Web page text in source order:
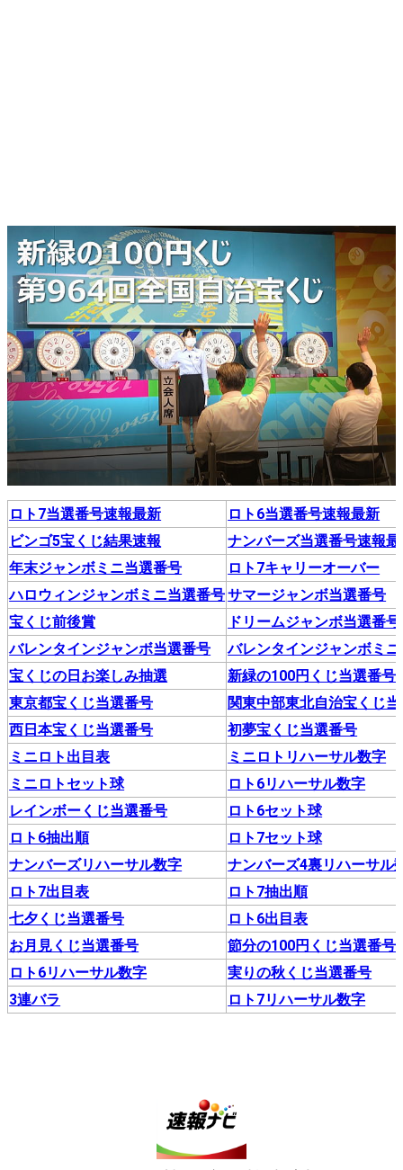
ロト7当選番号速報最新
ロト6当選番号速報最新
ビンゴ5宝くじ結果速報
ナンバーズ当選番号速報
年末ジャンボミニ当選番号
ロト7キャリーオーバー
ハロウィンジャンボミニ当選番号サマージャンボ当選番号
宝くじ前後賞
ドリームジャンボ当選番号
バレンタインジャンボ当選番号
バレンタインジャンボミ
宝くじの日お楽しみ抽選
新緑の100円くじ当選番号
東京都宝くじ当選番号
関東中部東北自治宝くじ
西日本宝くじ当選番号
初夢宝くじ当選番号
ミニロト出目表
ミニロトリハーサル数字
ミニロトセット球
ロト6リハーサル数字
レインボーくじ当選番号
ロト6セット球
ロト6抽出順
ロト7セット球
ナンバーズリハーサル数字
ナンバーズ4裏リハーサル
ロト7出目表
ロト7抽出順
七夕くじ当選番号
ロト6出目表
お月見くじ当選番号
節分の100円くじ当選番号
ロト6リハーサル数字
実りの秋くじ当選番号
3連バラ
ロト7リハーサル数字